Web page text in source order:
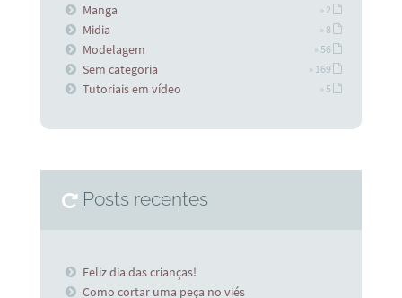
Manga » 2
Midia » 8
Modelagem » 56
Sem categoria » 169
Tutoriais em vídeo » 5
Posts recentes
Feliz dia das crianças!
Como cortar uma peça no viés